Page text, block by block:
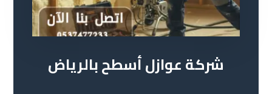
شركة عوازل أسطح بالرياض